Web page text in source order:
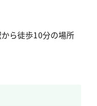
ら徒歩10分の場所